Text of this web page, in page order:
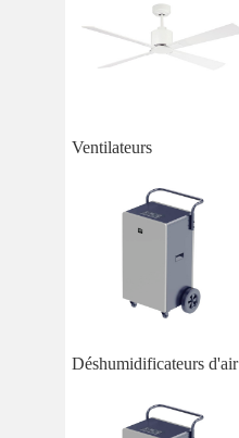
Ventilateurs
Déshumidificateurs d'air